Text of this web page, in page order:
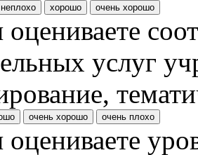
неплохо хорошо очень хорошо
услуг
очень хорошо очень плохо